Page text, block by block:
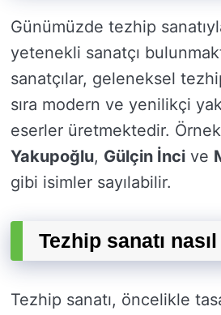
Günümüzde tezhip
yetenekli sanatçı
sanatçılar, geleneksel
sıra modern ve yenilikçi
eserler üretmektedir.
Yakupoğlu, Gülçin İnci ve
gibi isimler sayılabilir.
Tezhip sanatı nasıl
Tezhip sanatı, öncelikle